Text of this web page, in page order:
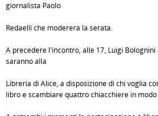
giornalista Paolo
Redaelli che modererà la serata.
A precedere l'incontro, alle 17, Luigi Bolognini
saranno alla
Libreria di Alice, a disposizione di chi voglia
libro e scambiare quattro chiacchiere in